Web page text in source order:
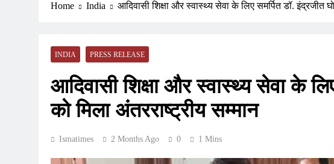
Home India आदिवासी शिक्षा और स्वास्थ्य सेवा के लिए समर्पित डॉ. इंद्रजीत
INDIA PRESS RELEASE
आदिवासी शिक्षा और स्वास्थ्य सेवा के
को मिला अंतरराष्ट्रीय सम्मान
Ismatimes 2 Months Ago 0 1 Mins